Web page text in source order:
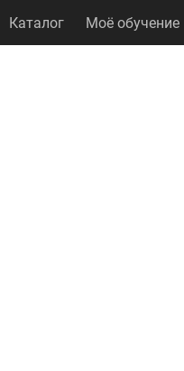
Каталог Моё обучение